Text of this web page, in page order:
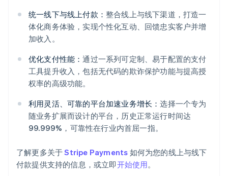
统一线下与线上付款： 整合线上与线下渠道，打造一
体化商务体验，实现个性化互动、回馈忠实客户并增
加收入。
优化支付性能：通过一系列可定制、易于配置的支付
工具提升收入，包括无代码的欺诈保护功能与提高授
权率的高级功能。
利用灵活、可靠的平台加速业务增长：选择一个专为
随业务扩展而设计的平台，历史正常运行时间达
99.999%，可靠性在行业内首屈一指。
了解更多关于Stripe Payments 如何为您的线上与线下
付款提供支持的信息，或立即开始使用。
阿联酋
爱尔兰
English
爱沙尼亚
English
奥地利
DeutschEnglish
澳大利亚
English
Português English
保加利亚
English